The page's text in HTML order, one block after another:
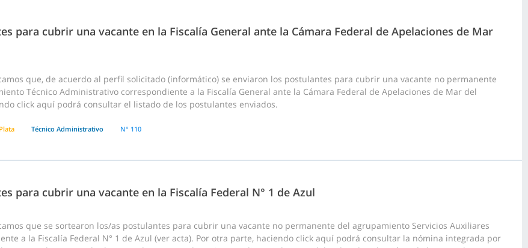
para cubrir una vacante en la Fiscalía General ante la Cámara Federal de Apelaciones de Mar
que, de acuerdo al perfil solicitado (informático) se enviaron los postulantes para cubrir una vacante no permanente
Técnico Administrativo correspondiente a la Fiscalía General ante la Cámara Federal de Apelaciones de Mar del
click aquí podrá consultar el listado de los postulantes enviados.
Técnico Administrativo N° 110
para cubrir una vacante en la Fiscalía Federal N° 1 de Azul
que se sortearon los/as postulantes para cubrir una vacante no permanente del agrupamiento Servicios Auxiliares
a la Fiscalía Federal N° 1 de Azul (ver acta). Por otra parte, haciendo click aquí podrá consultar la nómina integrada por